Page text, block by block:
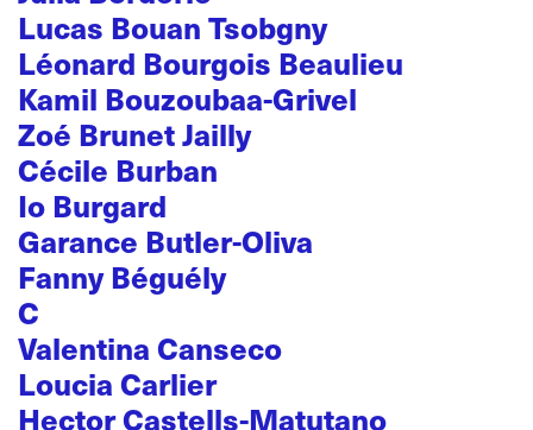
Lucas Bouan Tsobgny
Léonard Bourgois Beaulieu
Kamil Bouzoubaa-Grivel
Zoé Brunet Jailly
Cécile Burban
Io Burgard
Garance Butler-Oliva
Fanny Béguély
C
Valentina Canseco
Loucia Carlier
Hector Castells-Matutano